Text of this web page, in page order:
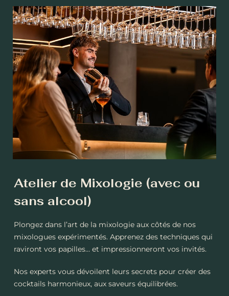
Atelier de Mixologie (avec ou
sans alcool)
Plongez dans l’art de la mixologie aux côtés de nos
mixologues expérimentés. Apprenez des techniques qui
raviront vos papilles… et impressionneront vos invités.
Nos experts vous dévoilent leurs secrets pour créer des
cocktails harmonieux, aux saveurs équilibrées.